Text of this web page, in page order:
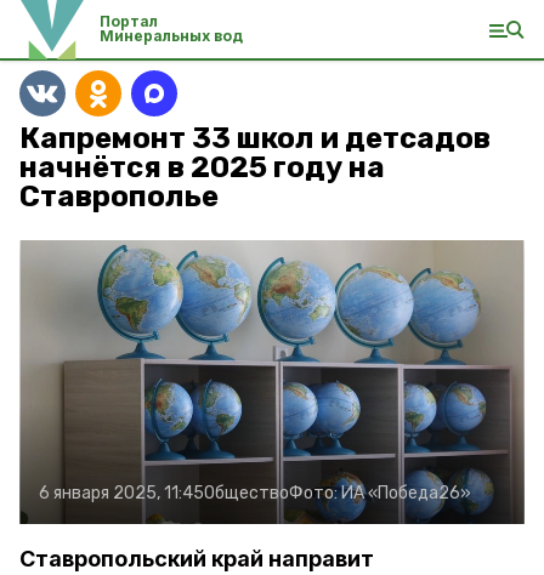
Портал
Минеральных вод
Капремонт 33 школ и детсадов
начнётся в 2025 году на
Ставрополье
6 января 2025, 11:45ОбществоФото:ИА «Победа26»
Ставропольский край направит